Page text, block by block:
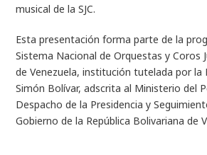
musical de la SJC.
Esta presentación forma parte de la
Sistema Nacional de Orquestas y Coros
de Venezuela, institución tutelada por la
Simón Bolívar, adscrita al Ministerio del
Despacho de la Presidencia y
Gobierno de la República Bolivariana de